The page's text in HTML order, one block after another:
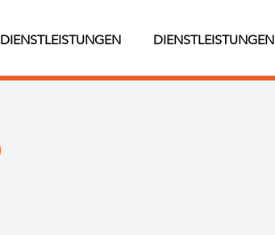
DIENSTLEISTUNGEN
DIENSTLEISTUNGEN